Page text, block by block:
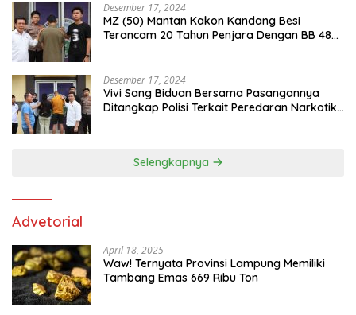
Desember 17, 2024
MZ (50) Mantan Kakon Kandang Besi
Terancam 20 Tahun Penjara Dengan BB 48
Desember 17, 2024
Vivi Sang Biduan Bersama Pasangannya
Ditangkap Polisi Terkait Peredaran Narkotika
Selengkapnya
Advetorial
April 18, 2025
Waw! Ternyata Provinsi Lampung Memiliki
Tambang Emas 669 Ribu Ton